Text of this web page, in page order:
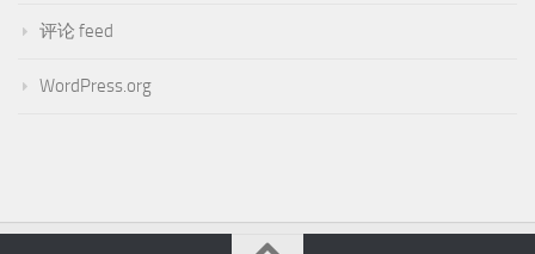
Augix © 2026. 版权所有。备案号：鲁ICP备15045305号-1